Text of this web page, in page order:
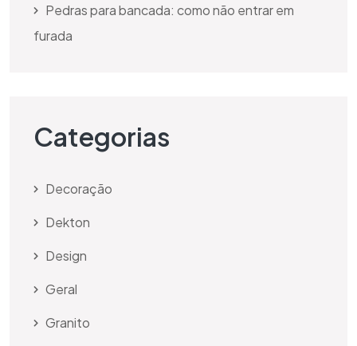
Pedras para bancada: como não entrar em
furada
Categorias
Decoração
Dekton
Design
Geral
Granito